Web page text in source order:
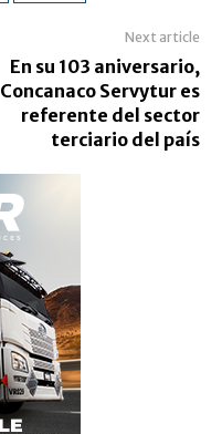
Next article
En su 103 aniversario,
Concanaco Servytur es
referente del sector
terciario del país